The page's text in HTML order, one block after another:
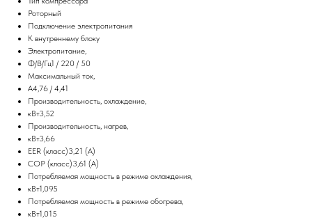
Роторный
Подключение электропитания
К внутреннему блоку
Электропитание,
Ф/В/Гц1 / 220 / 50
Максимальный ток,
А4,76 / 4,41
Производительность, охлаждение,
кВт3,52
Производительность, нагрев,
кВт3,66
EER (класс)3,21 (A)
COP (класс)3,61 (A)
Потребляемая мощность в режиме охлаждения,
кВт1,095
Потребляемая мощность в режиме обогрева,
кВт1,015